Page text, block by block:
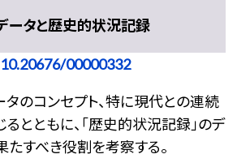
ータと歴史的状況記録
00000332
タのコンセプト、特に現代との連続
とともに、「歴史的状況記録」のデ
たすべき役割を考察する。